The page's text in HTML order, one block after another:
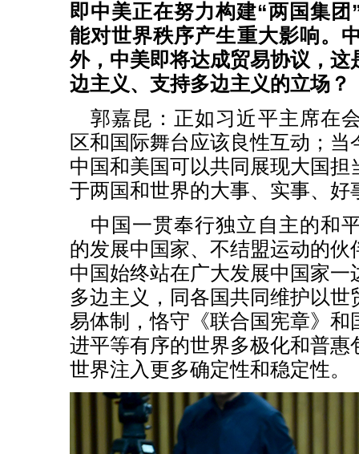
即中美正在努力构建“两国集
能对世界秩序产生重大影响。
外，中美即将达成贸易协议，这
边主义、支持多边主义的立场？
郭嘉昆：正如习近平主席在
区和国际舞台应该良性互动；
中国和美国可以共同展现大国担
于两国和世界的大事、实事、好
中国一贯奉行独立自主的和
的发展中国家、不结盟运动的伙
中国始终站在广大发展中国家一
多边主义，同各国共同维护以
易体制，恪守《联合国宪章》和
进平等有序的世界多极化和普惠
世界注入更多确定性和稳定性。